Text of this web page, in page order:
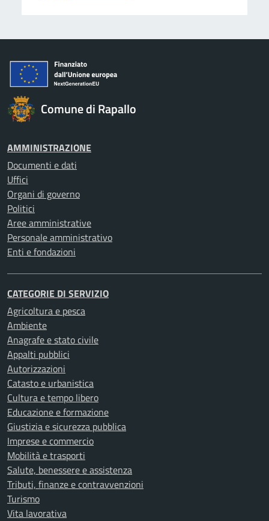
Comune di Rapallo
AMMINISTRAZIONE
Documenti e dati
Uffici
Organi di governo
Politici
Aree amministrative
Personale amministrativo
Enti e fondazioni
CATEGORIE DI SERVIZIO
Agricoltura e pesca
Ambiente
Anagrafe e stato civile
Appalti pubblici
Autorizzazioni
Catasto e urbanistica
Cultura e tempo libero
Educazione e formazione
Giustizia e sicurezza pubblica
Imprese e commercio
Mobilità e trasporti
Salute, benessere e assistenza
Tributi, finanze e contravvenzioni
Turismo
Vita lavorativa